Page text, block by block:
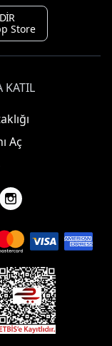
Store
KATIL
Aç